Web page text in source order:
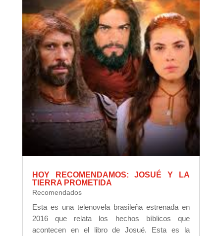
HOY RECOMENDAMOS: JOSUÉ Y LA
TIERRA PROMETIDA
Recomendados
Esta es una telenovela brasileña estrenada en
2016 que relata los hechos bíblicos que
acontecen en el libro de Josué. Esta es la